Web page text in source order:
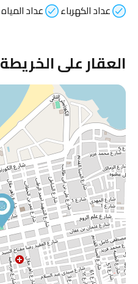
عداد الكهرباء عداد المياه
العقار على الخريطة